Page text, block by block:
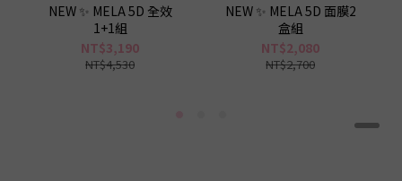
NEW ✨ MELA 5D 全效
1+1組
NT$3,190
NT$4,530
NEW ✨ MELA 5D 面膜2
盒組
NT$2,080
NT$2,700